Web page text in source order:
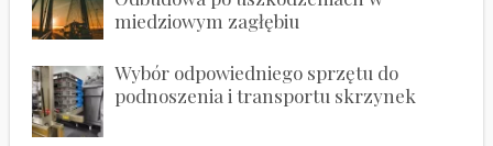
miedziowym zagłębiu
Wybór odpowiedniego sprzętu do
podnoszenia i transportu skrzynek